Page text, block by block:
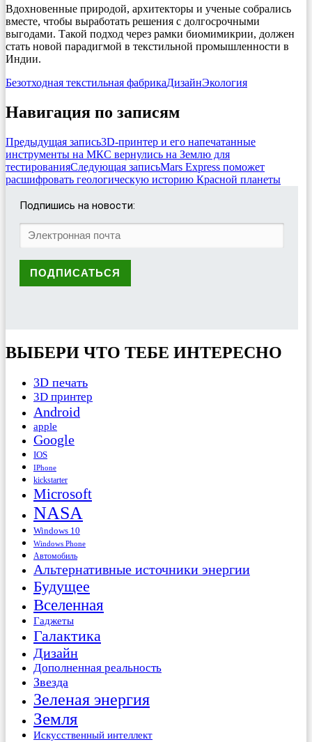
Вдохновенные природой, архитекторы и ученые собрались
вместе, чтобы выработать решения с долгосрочными
выгодами. Такой подход через рамки биомимикрии, должен
стать новой парадигмой в текстильной промышленности в
Индии.
Безотходная текстильная фабрикаДизайнЭкология
Навигация по записям
Предыдущая запись3D-принтер и его напечатанные
инструменты на МКС вернулись на Землю для
тестированияСледующая записьMars Express поможет
расшифровать геологическую историю Красной планеты
Подпишись на новости:
ВЫБЕРИ ЧТО ТЕБЕ ИНТЕРЕСНО
3D печать
3D принтер
Android
apple
Google
IOS
IPhone
kickstarter
Microsoft
NASA
Windows 10
Windows Phone
Автомобиль
Альтернативные источники энергии
Будущее
Вселенная
Гаджеты
Галактика
Дизайн
Дополненная реальность
Звезда
Зеленая энергия
Земля
Искусственный интеллект